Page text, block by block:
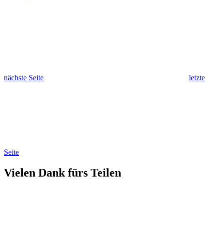
nächste Seite letzte
Seite
Vielen Dank fürs Teilen